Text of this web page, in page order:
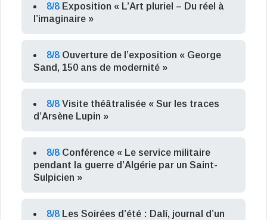
8/8 Exposition « L’Art pluriel – Du réel à
l’imaginaire »
8/8 Ouverture de l’exposition « George
Sand, 150 ans de modernité »
8/8 Visite théâtralisée « Sur les traces
d’Arsène Lupin »
8/8 Conférence « Le service militaire
pendant la guerre d’Algérie par un Saint-
Sulpicien »
8/8 Les Soirées d’été : Dalí, journal d’un